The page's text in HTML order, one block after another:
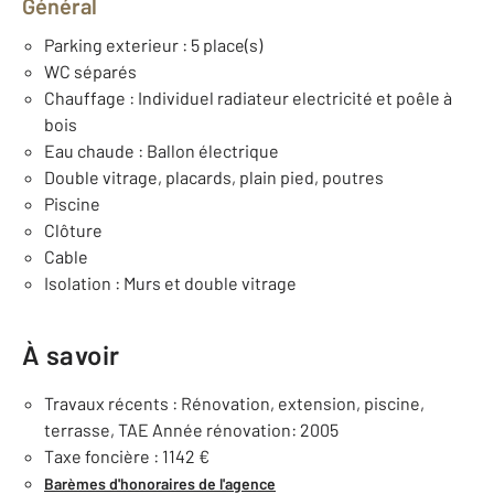
Général
Parking exterieur : 5 place(s)
WC séparés
Chauffage : Individuel radiateur electricité et poêle à
bois
Eau chaude : Ballon électrique
Double vitrage, placards, plain pied, poutres
Piscine
Clôture
Cable
Isolation : Murs et double vitrage
À savoir
Travaux récents : Rénovation, extension, piscine,
terrasse, TAE Année rénovation: 2005
Taxe foncière : 1142 €
Barèmes d'honoraires de l'agence